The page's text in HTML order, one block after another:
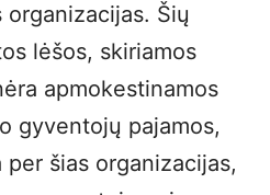
organizacijas. Šių
lėšos, skiriamos
apmokestinamos
gyventojų pajamos,
šias organizacijas,